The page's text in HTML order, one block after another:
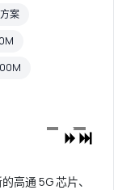
案
高通 5G 芯片、